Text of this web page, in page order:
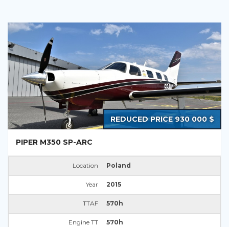
REDUCED PRICE 930 000 $
PIPER M350 SP-ARC
Location Poland
Year 2015
TTAF 570h
Engine TT 570h